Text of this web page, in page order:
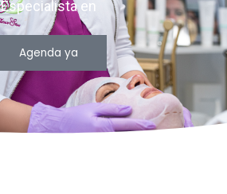
Especialista en
Agenda ya